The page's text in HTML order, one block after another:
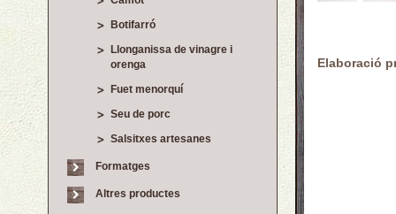
Botifarró
Llonganissa de vinagre i
orenga
Fuet menorquí
Seu de porc
Salsitxes artesanes
Formatges
Altres productes
Elaboració